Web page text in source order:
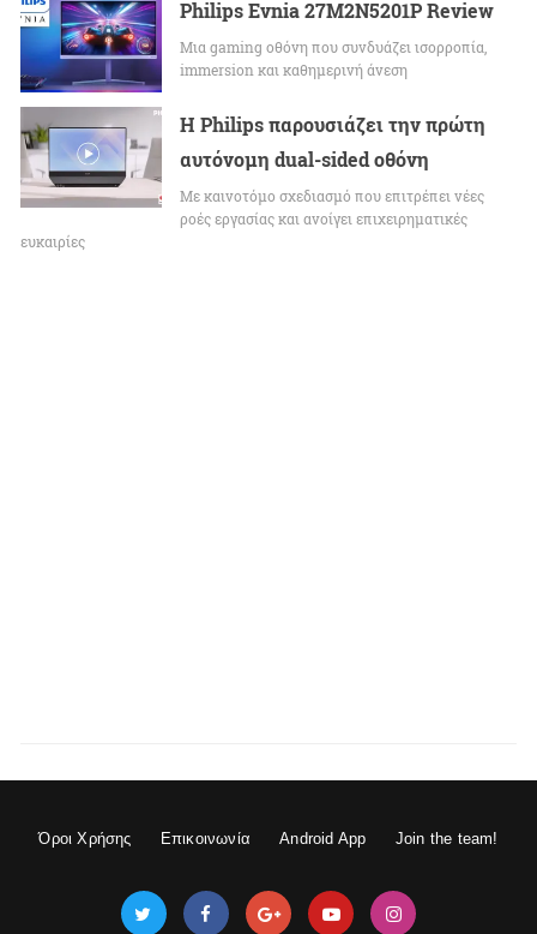
Philips Evnia 27M2N5201P Review
Μια gaming οθόνη που συνδυάζει ισορροπία,
immersion και καθημερινή άνεση
Η Philips παρουσιάζει την πρώτη
αυτόνομη dual-sided οθόνη
Με καινοτόμο σχεδιασμό που επιτρέπει νέες
ροές εργασίας και ανοίγει επιχειρηματικές
ευκαιρίες
Όροι Χρήσης Επικοινωνία Android App Join the team!